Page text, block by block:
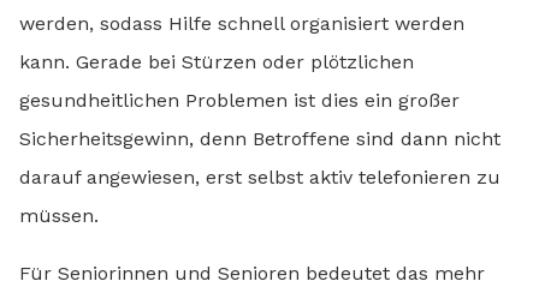
werden, sodass Hilfe schnell organisiert werden
kann. Gerade bei Stürzen oder plötzlichen
gesundheitlichen Problemen ist dies ein großer
Sicherheitsgewinn, denn Betroffene sind dann nicht
darauf angewiesen, erst selbst aktiv telefonieren zu
müssen.
Für Seniorinnen und Senioren bedeutet das mehr